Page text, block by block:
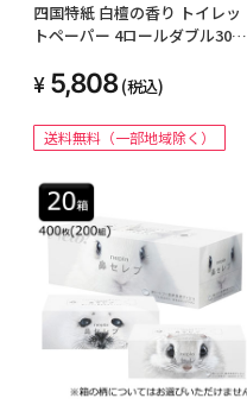
四国特紙 白檀の香り トイレッ
トペーパー 4ロールダブル30ｍ
5,808 (税込)
送料無料（一部地域除く）